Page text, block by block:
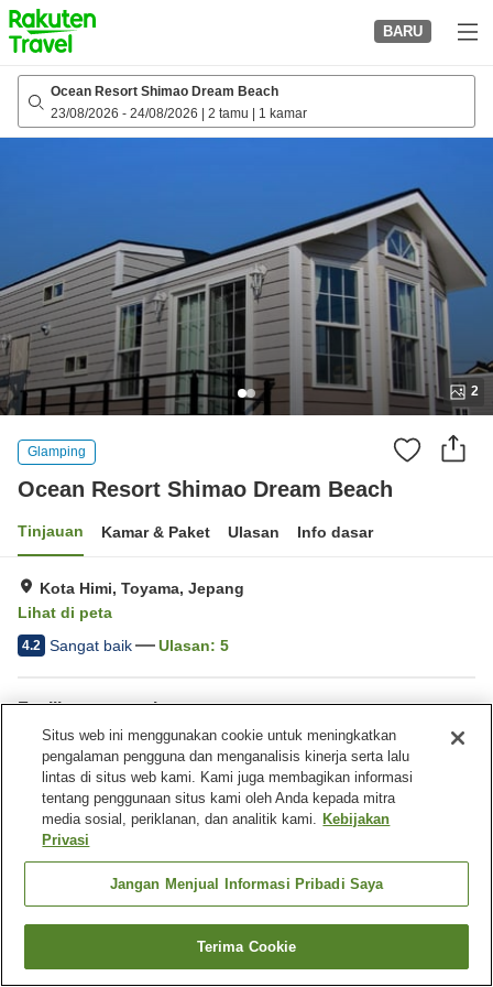
to
top
page
BARU
Ocean Resort Shimao Dream Beach
23/08/2026 - 24/08/2026 2 tamu 1 kamar
2
Glamping
Ocean Resort Shimao Dream Beach
Tinjauan Kamar & Paket Ulasan Info dasar
Kota Himi, Toyama, Jepang
Lihat di peta
4.2 Sangat baik Ulasan: 5
Fasilitas properti
Tempat parkir
Check-in mandiri
Penyewaan sepeda
Beranda Jepang Toyama
Kota Himi
Ocean Resort Shimao Dream Beach
Cari kamar
Situs web ini menggunakan cookie untuk meningkatkan
pengalaman pengguna dan menganalisis kinerja serta lalu
lintas di situs web kami. Kami juga membagikan informasi
tentang penggunaan situs kami oleh Anda kepada mitra
media sosial, periklanan, dan analitik kami. Kebijakan
Privasi
Jangan Menjual Informasi Pribadi Saya
Terima Cookie